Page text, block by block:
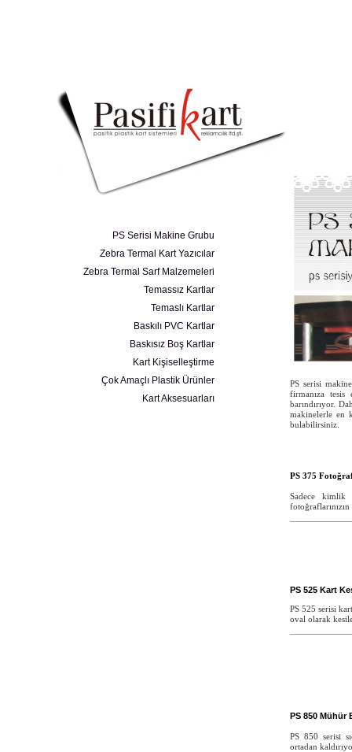
PS Serisi Makine Grubu
Zebra Termal Kart Yazıcılar
Zebra Termal Sarf Malzemeleri
Temassız Kartlar
Temaslı Kartlar
Baskılı PVC Kartlar
Baskısız Boş Kartlar
Kart Kişiselleştirme
Çok Amaçlı Plastik Ürünler
Kart Aksesuarları
PS serisi
firmanıza
barındırıyor.
makinelerle en
bulabilirsiniz.
PS 375
Sadece kimlik
PS 525 Kart
PS 525 serisi
oval olarak
PS 850 Mühür
PS 850 serisi
ortadan